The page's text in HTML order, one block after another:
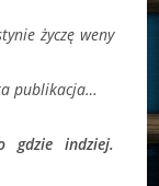
życzę weny
publikacja…
gdzie indziej.